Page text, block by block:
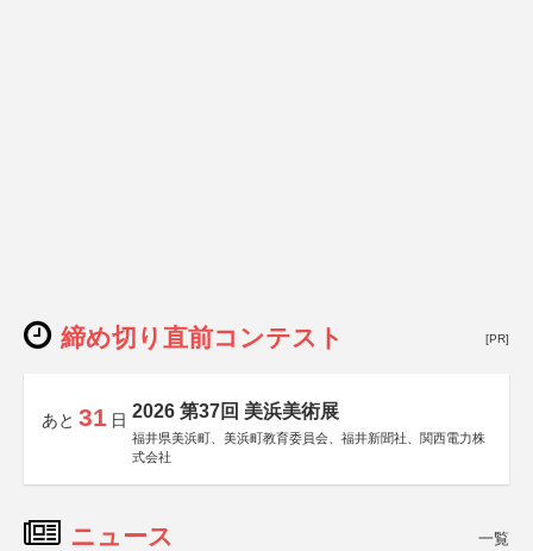
締め切り直前コンテスト [PR]
あと 31 日 2026 第37回 美浜美術展
福井県美浜町、美浜町教育委員会、福井新聞社、関西電力株
式会社
ニュース 一覧